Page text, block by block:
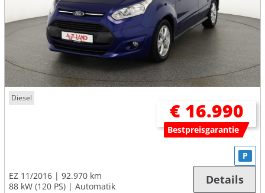
Diesel
€ 16.990
Bestpreisgarantie
EZ 11/2016
92.970 km
88 kW (120 PS)
Automatik
P
Details